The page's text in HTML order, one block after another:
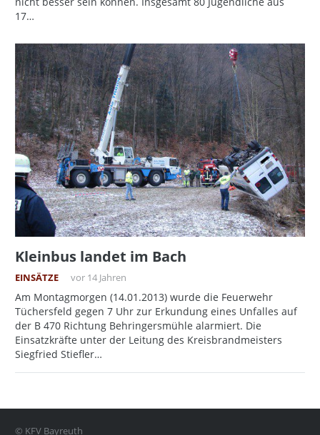
17…
Kleinbus landet im Bach
EINSÄTZE vor 14 Jahren
Am Montagmorgen (14.01.2013) wurde die Feuerwehr
Tüchersfeld gegen 7 Uhr zur Erkundung eines Unfalles auf
der B 470 Richtung Behringersmühle alarmiert. Die
Einsatzkräfte unter der Leitung des Kreisbrandmeisters
Siegfried Stiefler…
© KFV Bayreuth